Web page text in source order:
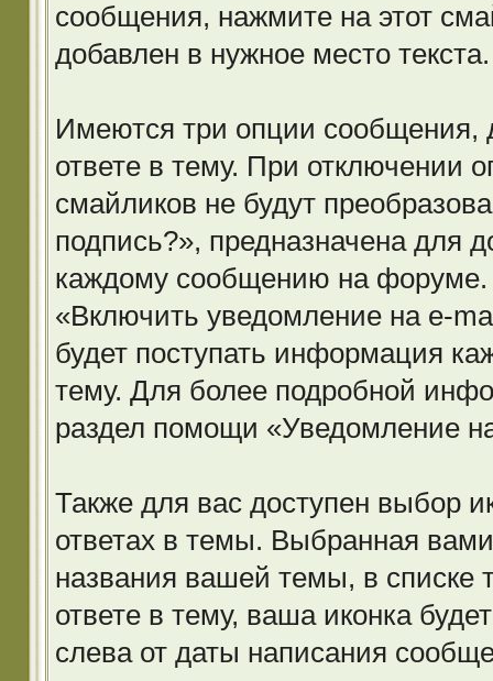
сообщения, нажмите на этот
добавлен в нужное место текста.
Имеются три опции сообщения,
ответе в тему. При отключении
смайликов не будут
подпись?», предназначена для
каждому сообщению на форуме.
«Включить уведомление на e-
будет поступать информация
тему. Для более подробной
раздел помощи «Уведомление
Также для вас доступен выбор
ответах в темы. Выбранная
названия вашей темы, в списке
ответе в тему, ваша иконка
слева от даты написания